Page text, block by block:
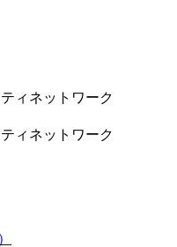
ィネットワーク
ィネットワーク